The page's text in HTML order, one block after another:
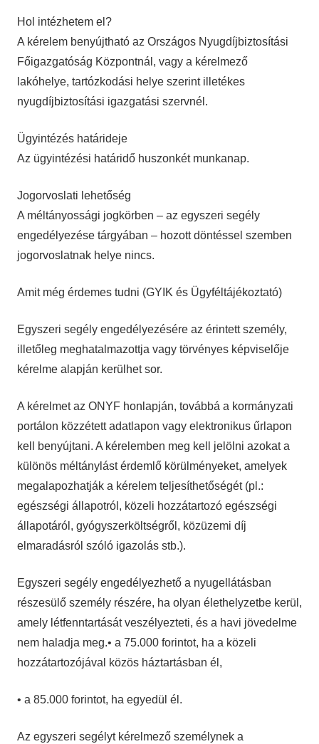
Hol intézhetem el?
A kérelem benyújtható az Országos Nyugdíjbiztosítási
Főigazgatóság Központnál, vagy a kérelmező
lakóhelye, tartózkodási helye szerint illetékes
nyugdíjbiztosítási igazgatási szervnél.
Ügyintézés határideje
Az ügyintézési határidő huszonkét munkanap.
Jogorvoslati lehetőség
A méltányossági jogkörben – az egyszeri segély
engedélyezése tárgyában – hozott döntéssel szemben
jogorvoslatnak helye nincs.
Amit még érdemes tudni (GYIK és Ügyféltájékoztató)
Egyszeri segély engedélyezésére az érintett személy,
illetőleg meghatalmazottja vagy törvényes képviselője
kérelme alapján kerülhet sor.
A kérelmet az ONYF honlapján, továbbá a kormányzati
portálon közzétett adatlapon vagy elektronikus űrlapon
kell benyújtani. A kérelemben meg kell jelölni azokat a
különös méltánylást érdemlő körülményeket, amelyek
megalapozhatják a kérelem teljesíthetőségét (pl.:
egészségi állapotról, közeli hozzátartozó egészségi
állapotáról, gyógyszerköltségről, közüzemi díj
elmaradásról szóló igazolás stb.).
Egyszeri segély engedélyezhető a nyugellátásban
részesülő személy részére, ha olyan élethelyzetbe kerül,
amely létfenntartását veszélyezteti, és a havi jövedelme
nem haladja meg.• a 75.000 forintot, ha a közeli
hozzátartozójával közös háztartásban él,
• a 85.000 forintot, ha egyedül él.
Az egyszeri segélyt kérelmező személynek a